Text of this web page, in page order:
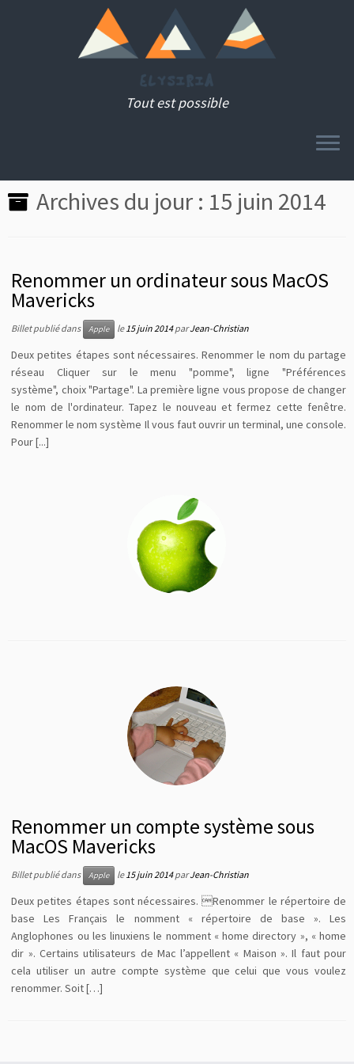
Tout est possible
MENU
Archives du jour : 15 juin 2014
Renommer un ordinateur sous MacOS
Mavericks
Billet publié dans Apple le 15 juin 2014parJean-Christian
Deux petites étapes sont nécessaires. Renommer le nom du partage
réseau Cliquer sur le menu "pomme", ligne "Préférences
système", choix "Partage". La première ligne vous propose de changer
le nom de l'ordinateur. Tapez le nouveau et fermez cette fenêtre.
Renommer le nom système Il vous faut ouvrir un terminal, une console.
Pour [...]
Renommer un compte système sous
MacOS Mavericks
Billet publié dans Apple le 15 juin 2014parJean-Christian
Deux petites étapes sont nécessaires. Renommer le répertoire de
base Les Français le nomment « répertoire de base ». Les
Anglophones ou les linuxiens le nomment « home directory », « home
dir ». Certains utilisateurs de Mac l’appellent « Maison ». Il faut pour
cela utiliser un autre compte système que celui que vous voulez
renommer. Soit […]